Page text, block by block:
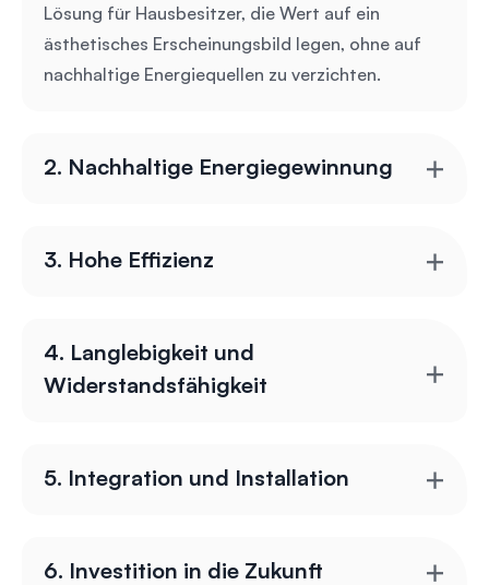
Lösung für Hausbesitzer, die Wert auf ein
ästhetisches Erscheinungsbild legen, ohne auf
nachhaltige Energiequellen zu verzichten.
2. Nachhaltige Energiegewinnung
3. Hohe Effizienz
4. Langlebigkeit und
Widerstandsfähigkeit
5. Integration und Installation
6. Investition in die Zukunft